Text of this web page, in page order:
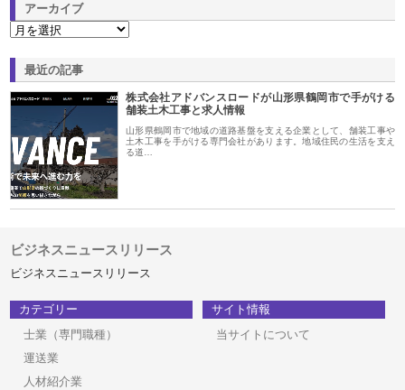
アーカイブ
最近の記事
株式会社アドバンスロードが山形県鶴岡市で手がける
舗装土木工事と求人情報
山形県鶴岡市で地域の道路基盤を支える企業として、舗装工事や
土木工事を手がける専門会社があります。地域住民の生活を支え
る道…
ビジネスニュースリリース
ビジネスニュースリリース
カテゴリー
士業（専門職種）
運送業
人材紹介業
サイト情報
当サイトについて